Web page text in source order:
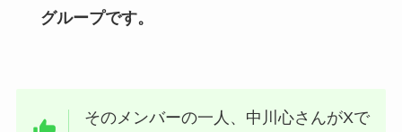
グループです。
そのメンバーの一人、中川心さんがXで